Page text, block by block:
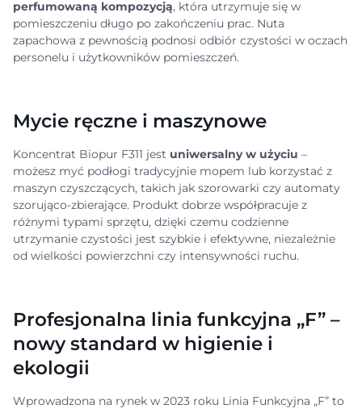
perfumowaną kompozycją, która utrzymuje się w
pomieszczeniu długo po zakończeniu prac. Nuta
zapachowa z pewnością podnosi odbiór czystości w oczach
personelu i użytkowników pomieszczeń.
Mycie ręczne i maszynowe
Koncentrat Biopur F311 jest uniwersalny w użyciu –
możesz myć podłogi tradycyjnie mopem lub korzystać z
maszyn czyszczących, takich jak szorowarki czy automaty
szorująco-zbierające. Produkt dobrze współpracuje z
różnymi typami sprzętu, dzięki czemu codzienne
utrzymanie czystości jest szybkie i efektywne, niezależnie
od wielkości powierzchni czy intensywności ruchu.
Profesjonalna linia funkcyjna „F” –
nowy standard w higienie i
ekologii
Wprowadzona na rynek w 2023 roku Linia Funkcyjna „F” to